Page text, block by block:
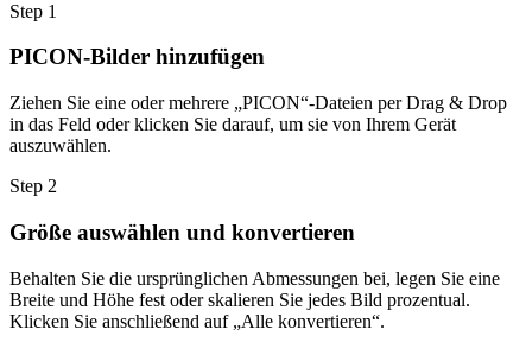
Step 1
PICON-Bilder hinzufügen
Ziehen Sie eine oder mehrere „PICON“-Dateien per Drag & Drop
in das Feld oder klicken Sie darauf, um sie von Ihrem Gerät
auszuwählen.
Step 2
Größe auswählen und konvertieren
Behalten Sie die ursprünglichen Abmessungen bei, legen Sie eine
Breite und Höhe fest oder skalieren Sie jedes Bild prozentual.
Klicken Sie anschließend auf „Alle konvertieren“.